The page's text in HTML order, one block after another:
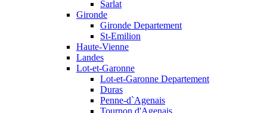
Sarlat
Gironde
Gironde Departement
St-Emilion
Haute-Vienne
Landes
Lot-et-Garonne
Lot-et-Garonne Departement
Duras
Penne-d`Agenais
Tournon d'Agenais